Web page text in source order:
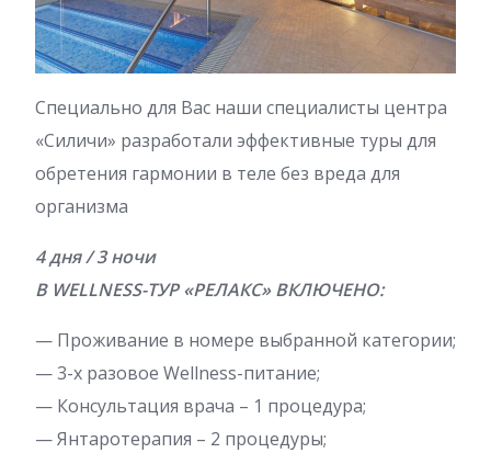
Специально для Вас наши специалисты центра
«Силичи» разработали эффективные туры для
обретения гармонии в теле без вреда для
организма
4 дня / 3 ночи
В WELLNESS-ТУР «РЕЛАКС» ВКЛЮЧЕНО:
— Проживание в номере выбранной категории;
— 3-х разовое Wellness-питание;
— Консультация врача – 1 процедура;
— Янтаротерапия – 2 процедуры;